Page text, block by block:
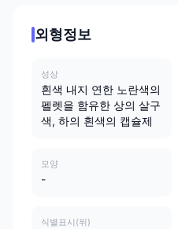
외형정보
성상
흰색 내지 연한 노란색의
펠렛을 함유한 상의 살구
색, 하의 흰색의 캡슐제
모양
-
식별표시(뒤)